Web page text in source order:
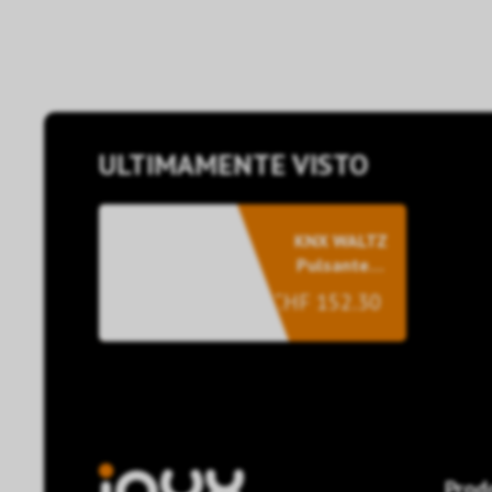
ULTIMAMENTE VISTO
KNX WALTZ
Pulsante, 6
canali alu
nero
CHF 152.30